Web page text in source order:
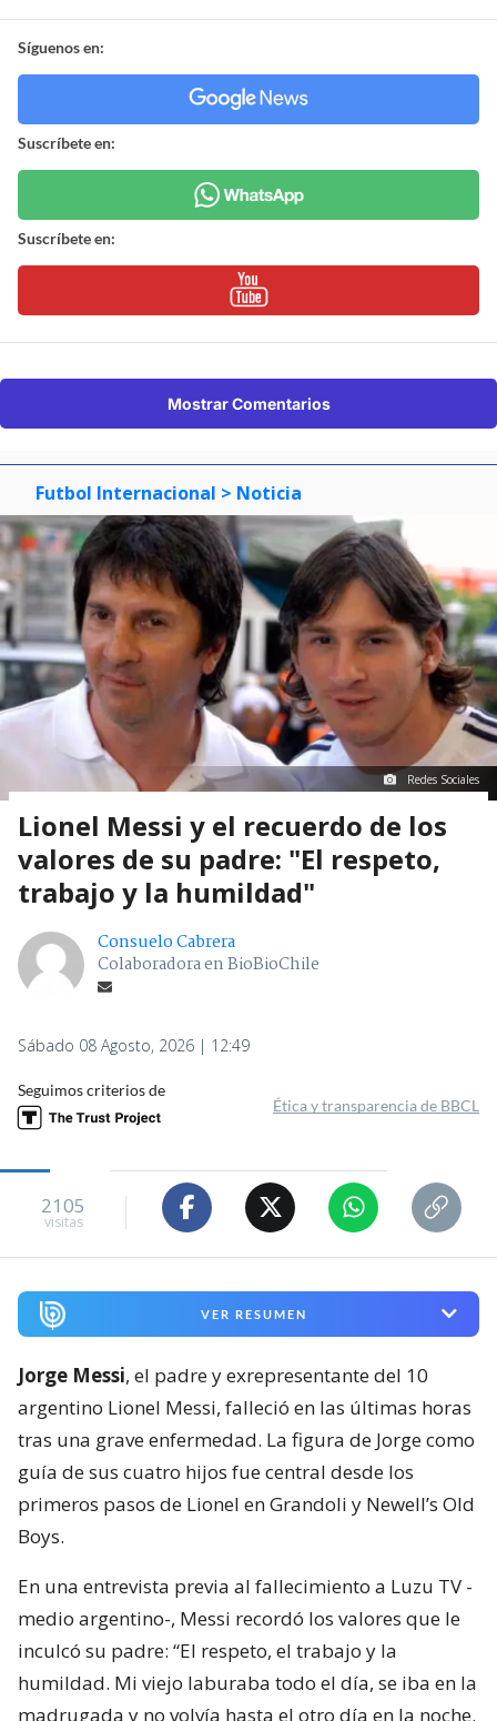
Síguenos en:
Suscríbete en:
Suscríbete en:
Mostrar Comentarios
Futbol Internacional > Noticia
Redes Sociales
Lionel Messi y el recuerdo de los
valores de su padre: "El respeto,
trabajo y la humildad"
Consuelo Cabrera
Colaboradora en BioBioChile
Sábado 08 Agosto, 2026 | 12:49
Seguimos criterios de
Ética y transparencia de BBCL
2105
visitas
VER RESUMEN
Jorge Messi, el padre y exrepresentante del 10
argentino Lionel Messi, falleció en las últimas horas
tras una grave enfermedad. La figura de Jorge como
guía de sus cuatro hijos fue central desde los
primeros pasos de Lionel en Grandoli y Newell’s Old
Boys.
En una entrevista previa al fallecimiento a Luzu TV -
medio argentino-, Messi recordó los valores que le
inculcó su padre: “El respeto, el trabajo y la
humildad. Mi viejo laburaba todo el día, se iba en la
madrugada y no volvía hasta el otro día en la noche.